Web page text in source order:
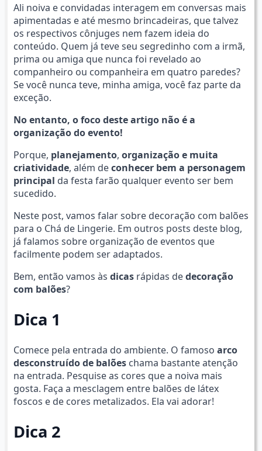
Ali noiva e convidadas interagem em conversas mais
apimentadas e até mesmo brincadeiras, que talvez
os respectivos cônjuges nem fazem ideia do
conteúdo. Quem já teve seu segredinho com a irmã,
prima ou amiga que nunca foi revelado ao
companheiro ou companheira em quatro paredes?
Se você nunca teve, minha amiga, você faz parte da
exceção.
No entanto, o foco deste artigo não é a
organização do evento!
Porque, planejamento, organização e muita
criatividade, além deconhecer bem a personagem
principal da festa farão qualquer evento ser bem
sucedido.
Neste post, vamos falar sobre decoração com balões
para o Chá de Lingerie. Em outros posts deste blog,
já falamos sobre organização de eventos que
facilmente podem ser adaptados.
Bem, então vamos às dicas rápidas dedecoração
com balões?
Dica 1
Comece pela entrada do ambiente. O famoso arco
desconstruído de balões chama bastante atenção
na entrada. Pesquise as cores que a noiva mais
gosta. Faça a mesclagem entre balões de látex
foscos e de cores metalizados. Ela vai adorar!
Dica 2